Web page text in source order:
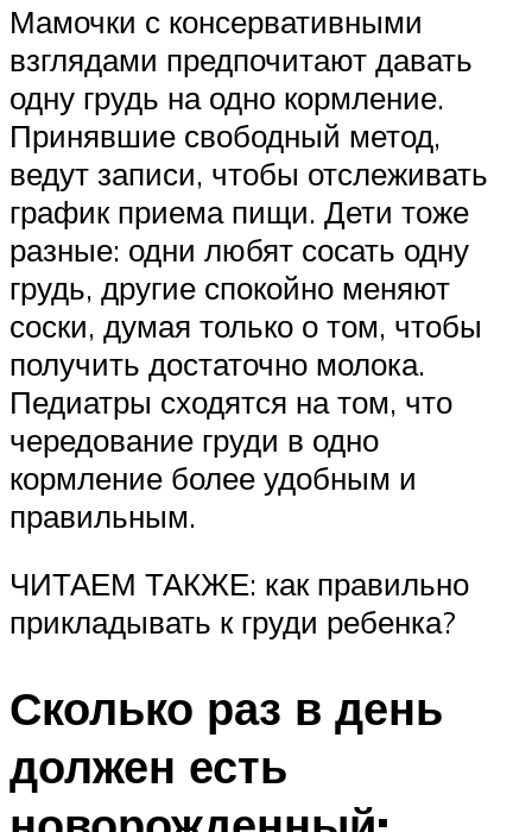
Мамочки с консервативными
взглядами предпочитают давать
одну грудь на одно кормление.
Принявшие свободный метод,
ведут записи, чтобы отслеживать
график приема пищи. Дети тоже
разные: одни любят сосать одну
грудь, другие спокойно меняют
соски, думая только о том, чтобы
получить достаточно молока.
Педиатры сходятся на том, что
чередование груди в одно
кормление более удобным и
правильным.
ЧИТАЕМ ТАКЖЕ: как правильно
прикладывать к груди ребенка?
Сколько раз в день
должен есть